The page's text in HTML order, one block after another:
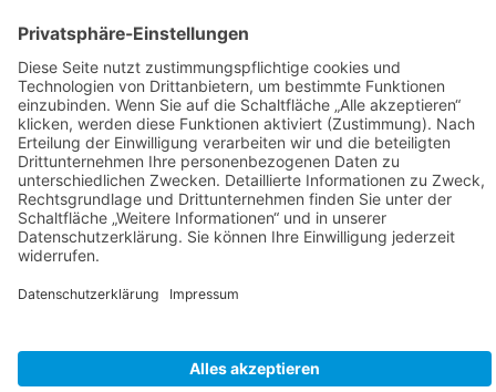
Schwangerschaftsdiabetes
Hebammenbetreuung
Akupunktur
Pränataldiagnostik
Ultraschall in der Schwangerschaft
Fehlbildungsdiagnostik
First Trimester Screening (FTS)
Nicht Invasiver Pränataltest (NIPT)
Präeklampsie
Dopplersonographie
Kontakt
Impressum